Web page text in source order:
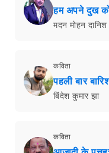
हम अपने दुख
मदन मोहन दानिश
कविता
पहली बार
बिंदेश कुमार झा
कविता